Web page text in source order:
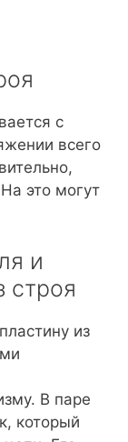
с
всего
это могут
и
строя
из
В паре
который